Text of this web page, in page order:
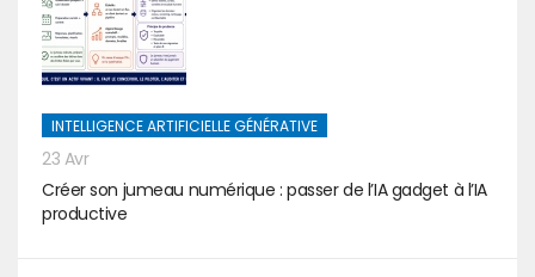
INTELLIGENCE ARTIFICIELLE GÉNÉRATIVE
23 Avr
Créer son jumeau numérique : passer de l’IA gadget à l’IA
productive